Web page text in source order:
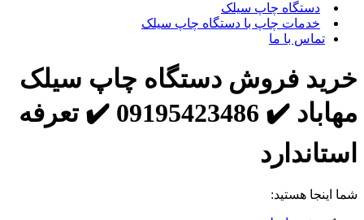
دستگاه چاپ سیلک
خدمات چاپ با دستگاه چاپ سیلک
تماس با ما
خرید فروش دستگاه چاپ سیلک
مهاباد ✔️ 09195423486 ✔️ تعرفه
استاندارد
شما اینجا هستید: